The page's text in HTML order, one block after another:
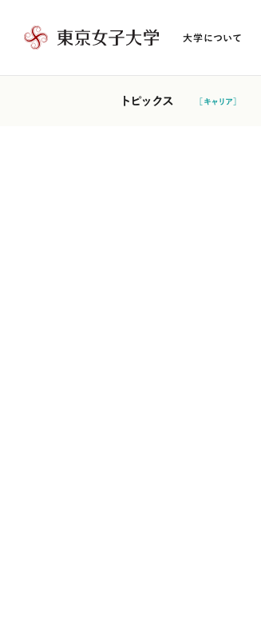
東
大学について
トピックス ［キャリア］